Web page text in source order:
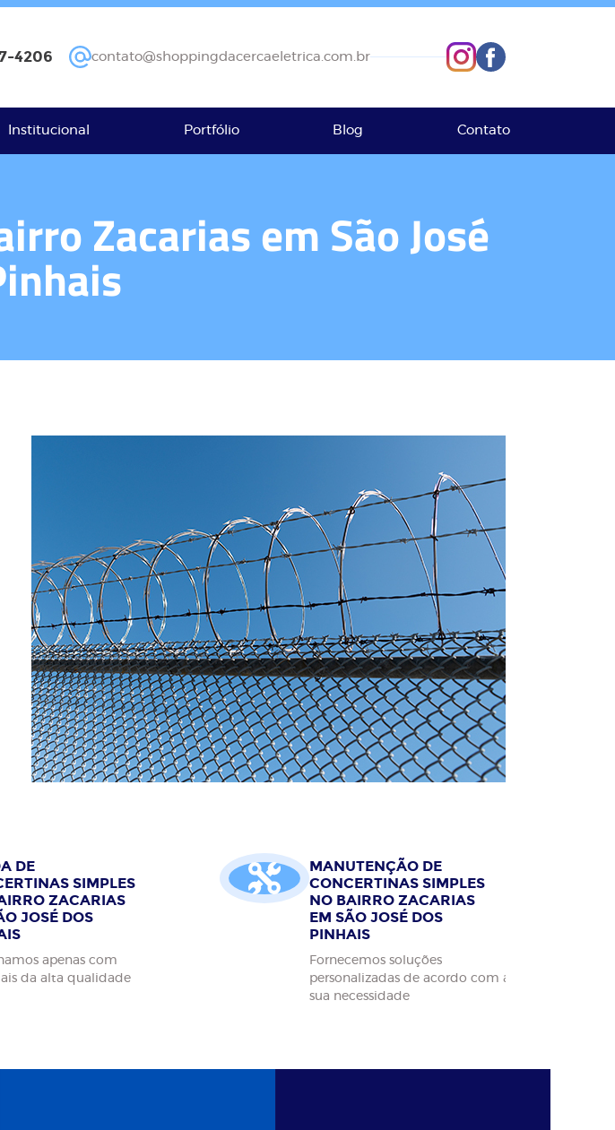
4206 contato@shoppingdacercaeletrica.com.br
Institucional Portfólio Blog Contato
Zacarias em São José
DE
SIMPLES
ZACARIAS
JOSÉ DOS
apenas com
da alta qualidade
MANUTENÇÃO DE
CONCERTINAS SIMPLES
NO BAIRRO ZACARIAS
EM SÃO JOSÉ DOS
PINHAIS
Fornecemos soluções
personalizadas de acordo com a
sua necessidade